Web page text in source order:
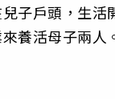
子戶頭，生活
養活母子兩人